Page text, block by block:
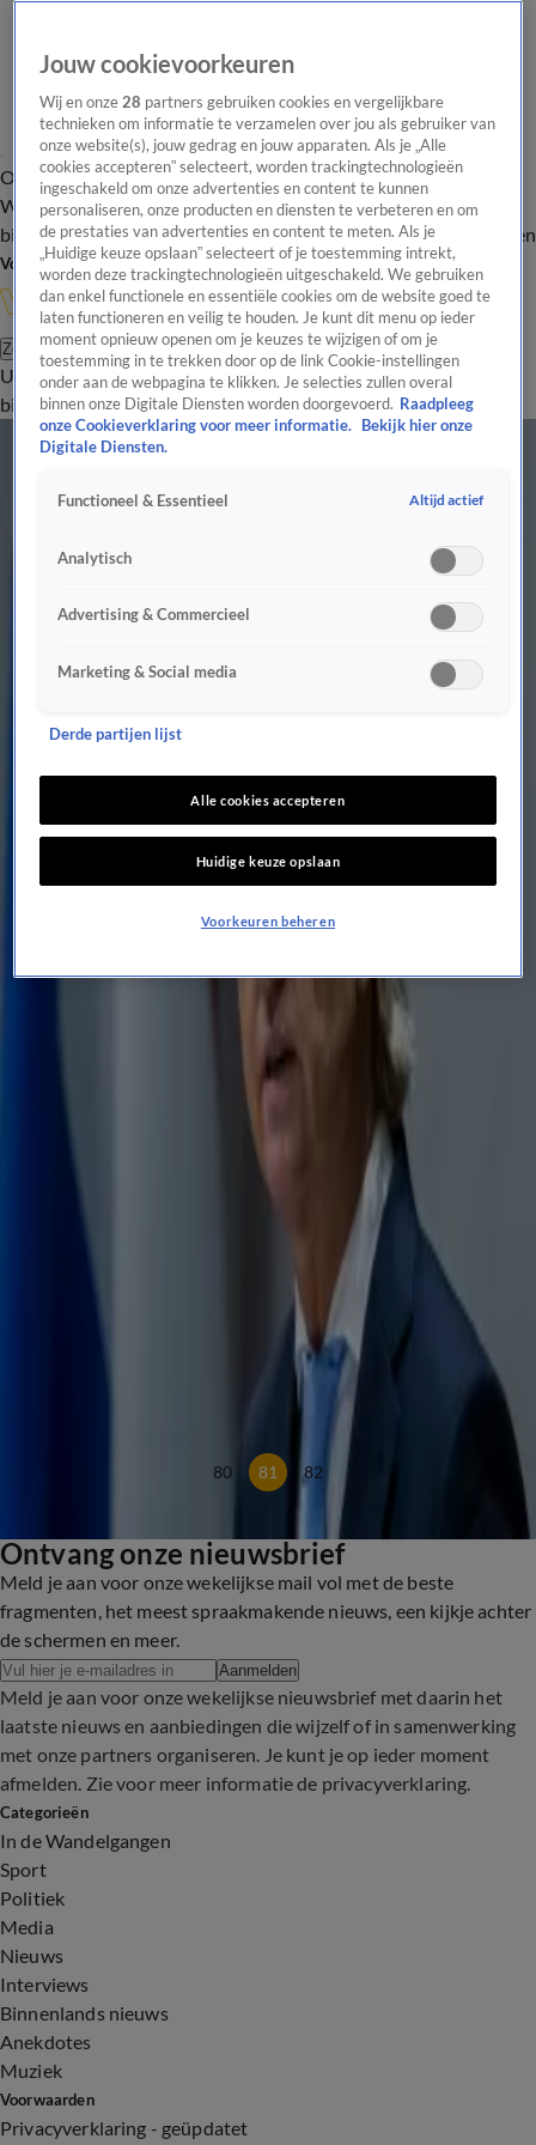
Overzicht Onze programma's Uitzendingen Onze gezichten
In de
WandelgangenInterviewsUitzending
bijwonenPodcastShopVeelgestelde vragenKijkersvraag insturen
Volg Vandaag Inside
Zoeken
UitzendingenVandaag InsideDe OranjezomerShopUitzending
bijwonen
Nederlandse politiek
14 mrt 2024, 16:30
1 mrt 2024, 08:46
Omtzigt herhaalt: 'Wij gaan niet in meerderheids- of minderheidskabinet met PVV, VVD
Johan fileert advies Omtzigt: ‘Een minderheidskabinet van PVV, VVD en BBB is totaal
12 feb 2024, 12:45
NSC gaat scepsis over rechts kabinet uitleggen aan eigen leden
10 feb 2024, 22:35
Geert Wilders wil kabinet met VVD, NSC en BBB: 'Ik heb met niemand irritatie'
29 nov 2023, 12:28
Yeşilgöz herhaalt: VVD niet in centrumrechts kabinet, wel gedogen
Wilders reageert teleurgesteld op kabinet zonder VVD: ‘Volgens mij niet wat de VVD-
Dilan Yeşilgöz: VVD niet in kabinet met Geert Wilders als premier
Wilders: 'Ik moet er niet aan denken dat Timmermans dadelijk in het kabinet komt’
Geert Wilders hoopt dat Pieter Omtzigt toch met PVV in kabinet wil
In de Wandelgangen met Jan Rotmans: 'Ik zou wel in het kabinet willen zitten'
Wilders wil dat kabinet salarisverhoging koning terugdraait
80 81 82
Ontvang onze nieuwsbrief
Meld je aan voor onze wekelijkse mail vol met de beste
fragmenten, het meest spraakmakende nieuws, een kijkje achter
de schermen en meer.
Aanmelden
Meld je aan voor onze wekelijkse nieuwsbrief met daarin het
laatste nieuws en aanbiedingen die wijzelf of in samenwerking
met onze partners organiseren. Je kunt je op ieder moment
afmelden. Zie voor meer informatie de privacyverklaring.
Categorieën
In de Wandelgangen
Sport
Politiek
Media
Nieuws
Interviews
Binnenlands nieuws
Anekdotes
Muziek
Voorwaarden
Privacyverklaring - geüpdatet
Jouw cookievoorkeuren
Wij en onze28 partners gebruiken cookies en vergelijkbare
technieken om informatie te verzamelen over jou als gebruiker van
onze website(s), jouw gedrag en jouw apparaten. Als je „Alle
cookies accepteren” selecteert, worden trackingtechnologieën
ingeschakeld om onze advertenties en content te kunnen
personaliseren, onze producten en diensten te verbeteren en om
de prestaties van advertenties en content te meten. Als je
„Huidige keuze opslaan” selecteert of je toestemming intrekt,
worden deze trackingtechnologieën uitgeschakeld. We gebruiken
dan enkel functionele en essentiële cookies om de website goed te
laten functioneren en veilig te houden. Je kunt dit menu op ieder
moment opnieuw openen om je keuzes te wijzigen of om je
toestemming in te trekken door op de link Cookie-instellingen
onder aan de webpagina te klikken. Je selecties zullen overal
binnen onze Digitale Diensten worden doorgevoerd. Raadpleeg
onze Cookieverklaring voor meer informatie.
Bekijk hier onze
Digitale Diensten.
Functioneel & Essentieel Altijd actief
Analytisch
Advertising & Commercieel
Marketing & Social media
Derde partijen lijst
Alle cookies accepteren
Huidige keuze opslaan
Voorkeuren beheren